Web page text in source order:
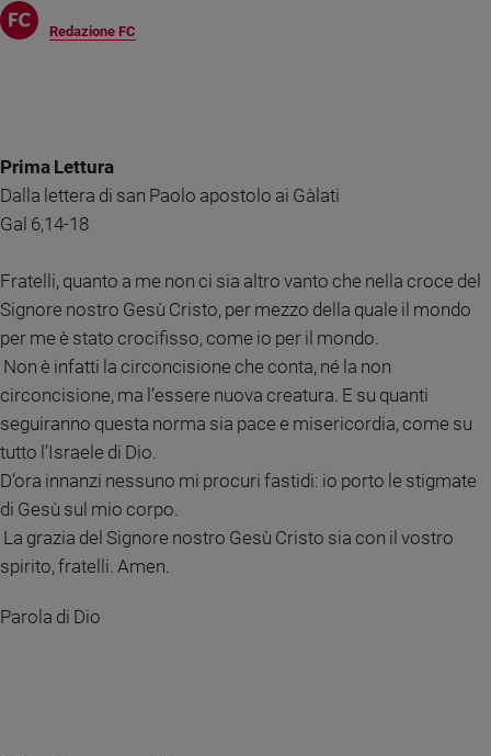
Papa
Fede
e
spiritualità
Santi
fede
Parola
del
giorno
Santo
del
Società
e
Ambiente
Redazione FC
Prima Lettura
Dalla lettera di san Paolo apostolo ai Gàlati
Gal 6,14-18
Fratelli, quanto a me non ci sia altro vanto che nella croce del
Signore nostro Gesù Cristo, per mezzo della quale il mondo
per me è stato crocifisso, come io per il mondo.
Non è infatti la circoncisione che conta, né la non
circoncisione, ma l’essere nuova creatura. E su quanti
seguiranno questa norma sia pace e misericordia, come su
tutto l’Israele di Dio.
D’ora innanzi nessuno mi procuri fastidi: io porto le stigmate
di Gesù sul mio corpo.
La grazia del Signore nostro Gesù Cristo sia con il vostro
spirito, fratelli. Amen.
Parola di Dio